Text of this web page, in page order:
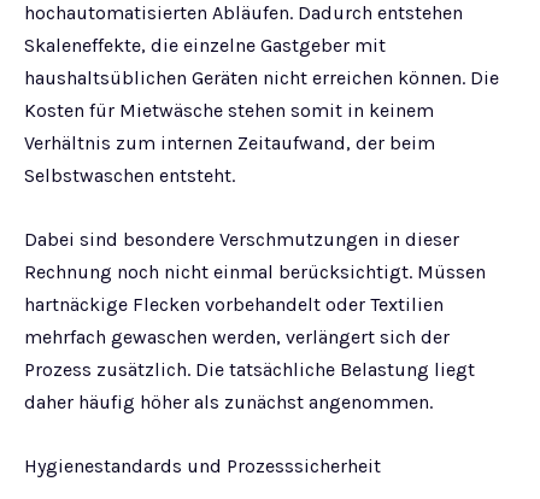
hochautomatisierten Abläufen. Dadurch entstehen
Skaleneffekte, die einzelne Gastgeber mit
haushaltsüblichen Geräten nicht erreichen können. Die
Kosten für Mietwäsche stehen somit in keinem
Verhältnis zum internen Zeitaufwand, der beim
Selbstwaschen entsteht.
Dabei sind besondere Verschmutzungen in dieser
Rechnung noch nicht einmal berücksichtigt. Müssen
hartnäckige Flecken vorbehandelt oder Textilien
mehrfach gewaschen werden, verlängert sich der
Prozess zusätzlich. Die tatsächliche Belastung liegt
daher häufig höher als zunächst angenommen.
Hygienestandards und Prozesssicherheit